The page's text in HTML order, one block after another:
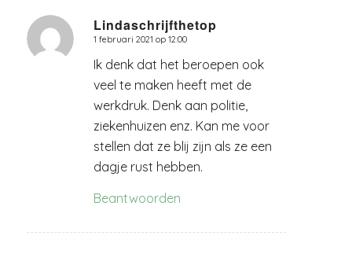
Lindaschrijfthetop
zegt:
1 februari 2021 op 12:00
Ik denk dat het beroepen ook
veel te maken heeft met de
werkdruk. Denk aan politie,
ziekenhuizen enz. Kan me voor
stellen dat ze blij zijn als ze een
dagje rust hebben.
Beantwoorden